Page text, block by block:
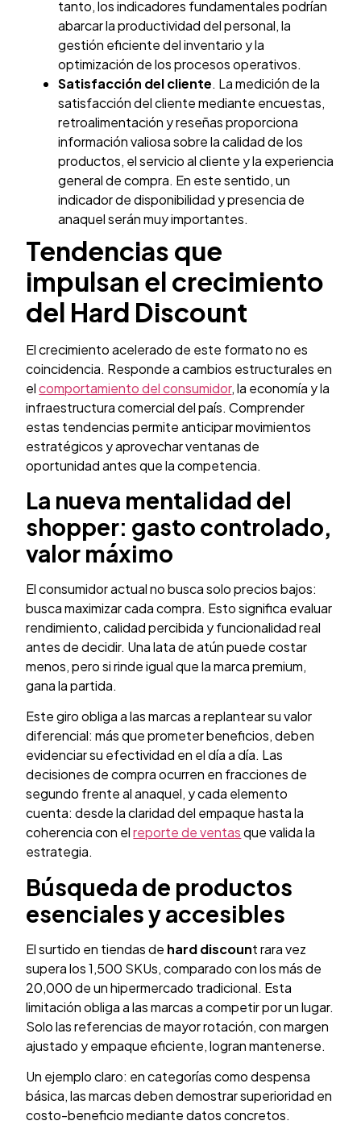
tanto, los indicadores fundamentales podrían
abarcar la productividad del personal, la
gestión eficiente del inventario y la
optimización de los procesos operativos.
Satisfacción del cliente. La medición de la
satisfacción del cliente mediante encuestas,
retroalimentación y reseñas proporciona
información valiosa sobre la calidad de los
productos, el servicio al cliente y la experiencia
general de compra. En este sentido, un
indicador de disponibilidad y presencia de
anaquel serán muy importantes.
Tendencias que
impulsan el crecimiento
del Hard Discount
El crecimiento acelerado de este formato no es
coincidencia. Responde a cambios estructurales en
el comportamiento del consumidor, la economía y la
infraestructura comercial del país. Comprender
estas tendencias permite anticipar movimientos
estratégicos y aprovechar ventanas de
oportunidad antes que la competencia.
La nueva mentalidad del
shopper: gasto controlado,
valor máximo
El consumidor actual no busca solo precios bajos:
busca maximizar cada compra. Esto significa evaluar
rendimiento, calidad percibida y funcionalidad real
antes de decidir. Una lata de atún puede costar
menos, pero si rinde igual que la marca premium,
gana la partida.
Este giro obliga a las marcas a replantear su valor
diferencial: más que prometer beneficios, deben
evidenciar su efectividad en el día a día. Las
decisiones de compra ocurren en fracciones de
segundo frente al anaquel, y cada elemento
cuenta: desde la claridad del empaque hasta la
coherencia con el reporte de ventasque valida la
estrategia.
Búsqueda de productos
esenciales y accesibles
El surtido en tiendas de hard discount rara vez
supera los 1,500 SKUs, comparado con los más de
20,000 de un hipermercado tradicional. Esta
limitación obliga a las marcas a competir por un lugar.
Solo las referencias de mayor rotación, con margen
ajustado y empaque eficiente, logran mantenerse.
Un ejemplo claro: en categorías como despensa
básica, las marcas deben demostrar superioridad en
costo-beneficio mediante datos concretos.